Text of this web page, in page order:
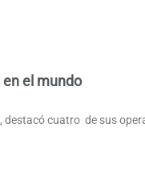
el mundo
cuatro de sus